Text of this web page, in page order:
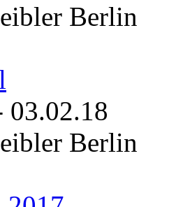
Berlin
03.02.18
Berlin